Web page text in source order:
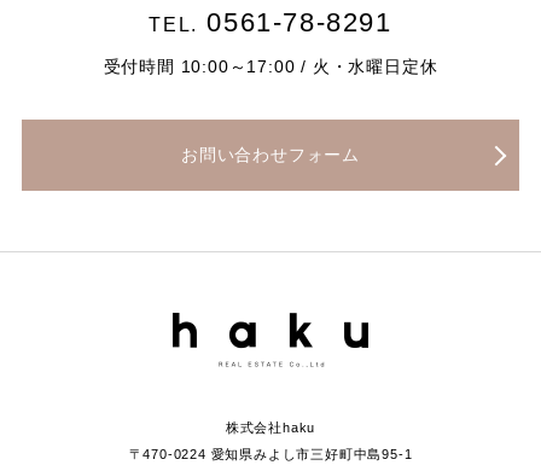
TEL. 0561-78-8291
受付時間 10:00～17:00 / 火・水曜日定休
お問い合わせフォーム
株式会社haku
〒470-0224 愛知県みよし市三好町中島95-1